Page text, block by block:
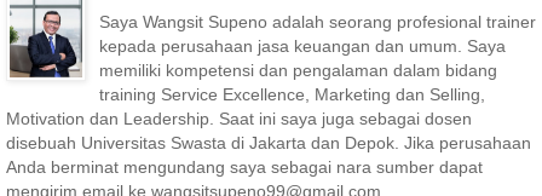
Saya Wangsit Supeno adalah seorang profesional trainer
kepada perusahaan jasa keuangan dan umum. Saya
memiliki kompetensi dan pengalaman dalam bidang
training Service Excellence, Marketing dan Selling,
Motivation dan Leadership. Saat ini saya juga sebagai dosen
disebuah Universitas Swasta di Jakarta dan Depok. Jika perusahaan
Anda berminat mengundang saya sebagai nara sumber dapat
mengirim email ke wangsitsupeno99@gmail.com.